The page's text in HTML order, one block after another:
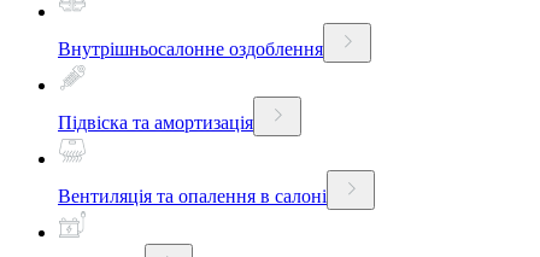
Внутрішньосалонне оздоблення
Підвіска та амортизація
Вентиляція та опалення в салоні